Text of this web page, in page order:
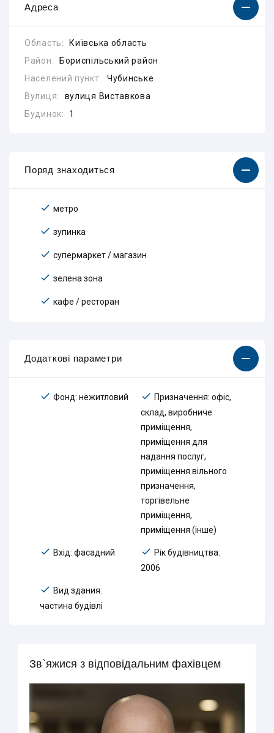
Адреса
Область:
Київська область
Район:
Бориспільський район
Населений пункт:
Чубинське
Вулиця:
вулиця Виставкова
Будинок:
1
Поряд знаходиться
метро
зупинка
супермаркет / магазин
зелена зона
кафе / ресторан
Додаткові параметри
Фонд: нежитловий
Призначення: офіс,
склад, виробниче
приміщення,
приміщення для
надання послуг,
приміщення вільного
призначення,
торгівельне
приміщення,
приміщення (інше)
Вхід: фасадний
Рік будівництва:
2006
Вид здания:
частина будівлі
Зв`яжися з відповідальним фахівцем